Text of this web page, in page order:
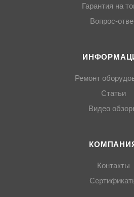
Гарантия на
Вопрос-
Ремонт
Статьи
Видео
Контакты